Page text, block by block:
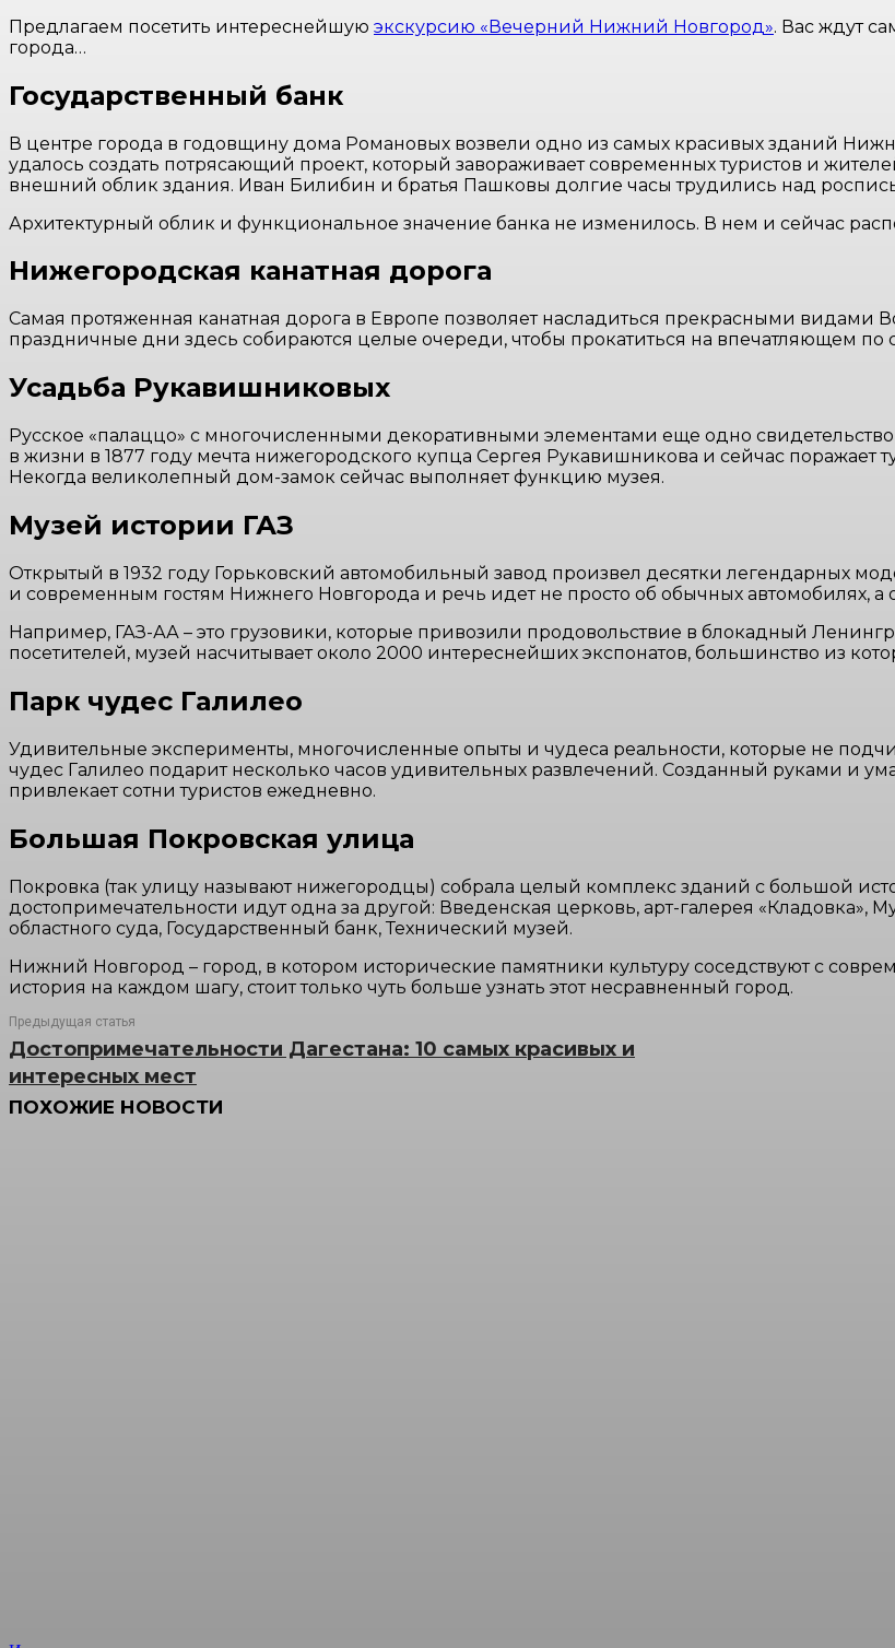
Предлагаем посетить интереснейшую экскурсию «Вечерний Нижний Новгород». Вас ждут
города…
Государственный банк
В центре города в годовщину дома Романовых возвели одно из самых красивых зданий
удалось создать потрясающий проект, который завораживает современных туристов и
внешний облик здания. Иван Билибин и братья Пашковы долгие часы трудились над
Архитектурный облик и функциональное значение банка не изменилось. В нем и сейчас
Нижегородская канатная дорога
Самая протяженная канатная дорога в Европе позволяет насладиться прекрасными видами
праздничные дни здесь собираются целые очереди, чтобы прокатиться на впечатляющем по
Усадьба Рукавишниковых
Русское «палаццо» с многочисленными декоративными элементами еще одно
в жизни в 1877 году мечта нижегородского купца Сергея Рукавишникова и сейчас поражает
Некогда великолепный дом-замок сейчас выполняет функцию музея.
Музей истории ГАЗ
Открытый в 1932 году Горьковский автомобильный завод произвел десятки легендарных
и современным гостям Нижнего Новгорода и речь идет не просто об обычных автомобилях, а
Например, ГАЗ-АА – это грузовики, которые привозили продовольствие в блокадный
посетителей, музей насчитывает около 2000 интереснейших экспонатов, большинство из
Парк чудес Галилео
Удивительные эксперименты, многочисленные опыты и чудеса реальности, которые не
чудес Галилео подарит несколько часов удивительных развлечений. Созданный руками и
привлекает сотни туристов ежедневно.
Большая Покровская улица
Покровка (так улицу называют нижегородцы) собрала целый комплекс зданий с большой
достопримечательности идут одна за другой: Введенская церковь, арт-галерея
областного суда, Государственный банк, Технический музей.
Нижний Новгород – город, в котором исторические памятники культуру соседствуют с
история на каждом шагу, стоит только чуть больше узнать этот несравненный город.
Предыдущая статья
Достопримечательности Дагестана: 10 самых красивых и
интересных мест
ПОХОЖИЕ НОВОСТИ